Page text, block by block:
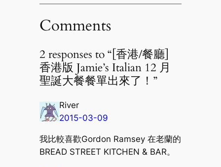
Comments
2 responses to “[香港/餐廳]
香港版 Jamie’s Italian 12 月
聖誕大餐餐單出來了！”
River
2015-03-09
我比較喜歡Gordon Ramsey 在老蘭的
BREAD STREET KITCHEN & BAR。